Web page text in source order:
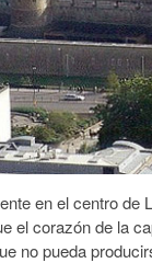
en el centro
el corazón de la
no pueda